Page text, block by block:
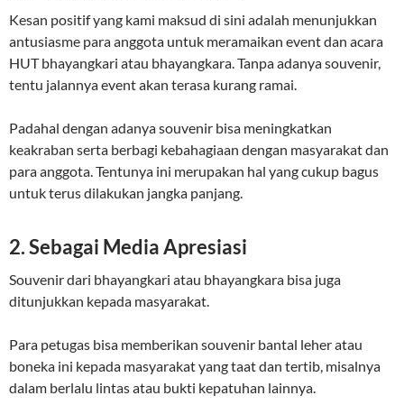
Kesan positif yang kami maksud di sini adalah menunjukkan
antusiasme para anggota untuk meramaikan event dan acara
HUT bhayangkari atau bhayangkara. Tanpa adanya souvenir,
tentu jalannya event akan terasa kurang ramai.
Padahal dengan adanya souvenir bisa meningkatkan
keakraban serta berbagi kebahagiaan dengan masyarakat dan
para anggota. Tentunya ini merupakan hal yang cukup bagus
untuk terus dilakukan jangka panjang.
2. Sebagai Media Apresiasi
Souvenir dari bhayangkari atau bhayangkara bisa juga
ditunjukkan kepada masyarakat.
Para petugas bisa memberikan souvenir bantal leher atau
boneka ini kepada masyarakat yang taat dan tertib, misalnya
dalam berlalu lintas atau bukti kepatuhan lainnya.